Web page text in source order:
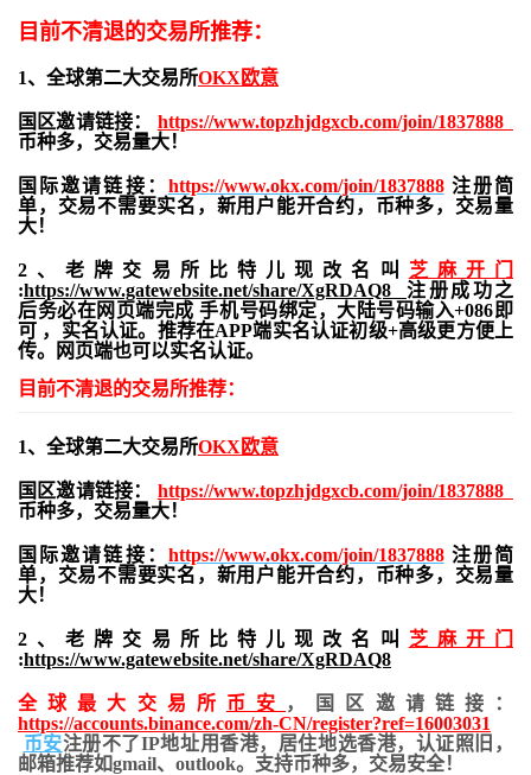
目前不清退的交易所推荐：
1、全球第二大交易所OKX欧意
国区邀请链接： https://www.topzhjdgxcb.com/join/1837888
币种多，交易量大！
国际邀请链接： https://www.okx.com/join/1837888注册简
单，交易不需要实名，新用户能开合约， 币种多，交易量
大！
2、老牌交易所比特儿现改名叫 芝麻开门
:https://www.gatewebsite.net/share/XgRDAQ8 注册成功之
后务必在网页端完成 手机号码绑定，大陆号码输入+086即
可 ，实名认证。推荐在APP端实名认证初级+高级更方便上
传。网页端也可以实名认证。
目前不清退的交易所推荐：
1、全球第二大交易所OKX欧意
国区邀请链接： https://www.topzhjdgxcb.com/join/1837888
币种多，交易量大！
国际邀请链接： https://www.okx.com/join/1837888注册简
单，交易不需要实名，新用户能开合约， 币种多，交易量
大！
2、老牌交易所比特儿现改名叫 芝麻开门
:https://www.gatewebsite.net/share/XgRDAQ8
全球最大交易所 币安
，国区邀请链接：
https://accounts.binance.com/zh-CN/register?ref=16003031
币安注册不了IP地址用香港，居住地选香港，认证照旧，
邮箱推荐如gmail、outlook。支持币种多，交易安全！